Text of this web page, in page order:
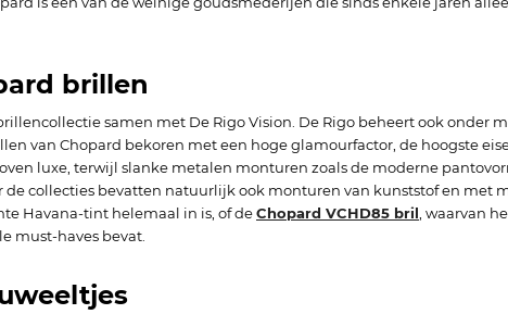
brillen
samen met De Rigo Vision. De Rigo beheert ook onder
van Chopard bekoren met een hoge glamourfactor, de hoogste
luxe, terwijl slanke metalen monturen zoals de moderne
collecties bevatten natuurlijk ook monturen van kunststof en met
Havana-tint helemaal in is, of deChopard VCHD85 bril, waarvan
must-haves bevat.